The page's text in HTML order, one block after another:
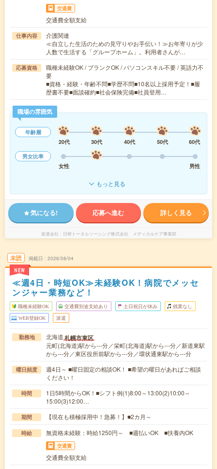
交通費
交通費全額支給
仕事内容
介護関連
≪自立した生活のための見守りやお手伝い！≫お年寄りが少
人数で生活する「グループホーム」。利用者さんが…
応募資格
職種未経験OK / ブランクOK / パソコンスキル不要 / 英語力不
要
■資格・経験・年齢不問■学歴不問■10名以上採用予定！■履
歴書不要■面談確約■社会保険完備■社員登用…
職場の雰囲気
年齢層
20代
30代 40代 50代
60代
男女比率
女性
男性
もっと見る
気になる! 応募へ進む 詳しく見る
派遣会社 日研トータルソーシング株式会社 メディカルケア事業部
未読
NEW
掲載日 2026/08/04
≪週4日・時短OK≫未経験OK！病院でメッセ
ンジャー業務など！
職種未経験OK 交通費別途支給あり 土日祝日が休み 残業なし
WEB登録OK 派遣
勤務地 北海道札幌市東区
元町(北海道)駅から---分／栄町(北海道)駅から---分／新道東駅
から---分／東区役所前駅から---分／環状通東駅から---分
曜日頻度
週4日～ ■曜日固定の相談OK！ ■希望の曜日があればご相談
ください！
時間
1日5時間からOK！■シフト例(1)8:00～13:00(2)10:00～
15:00(3)12:00…
期間 【現在も積極採用中！急募！】■2カ月～
時給 無資格未経験：時給1250円～ ■週払いOK ■扶養内OK
交通費
交通費全額支給